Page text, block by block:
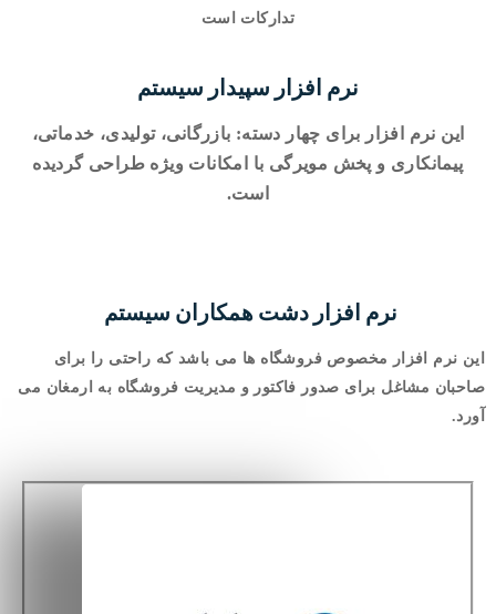
تدارکات است
نرم افزار سپیدار سیستم
این نرم افزار برای چهار دسته: بازرگانی، تولیدی، خدماتی،
پیمانکاری و پخش مویرگی با امکانات ویژه طراحی گردیده
است.
نرم افزار دشت همکاران سیستم
این نرم افزار مخصوص فروشگاه ها می باشد که راحتی را برای
صاحبان مشاغل برای صدور فاکتور و مدیریت فروشگاه به ارمغان می
آورد.